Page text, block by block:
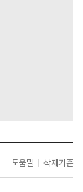
도움말 삭제기준